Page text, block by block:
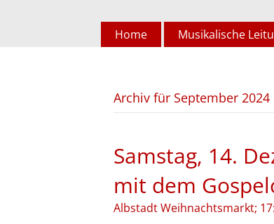
Home Musikalische
Archiv für September 2024
Samstag, 14.
mit dem
Albstadt Weihnachtsmarkt;